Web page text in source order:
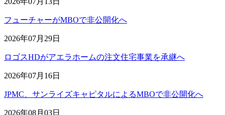
フューチャーがMBOで非公開化へ
2026年07月29日
ロゴスHDがアエラホームの注文住宅事業を承継へ
2026年07月16日
JPMC、サンライズキャピタルによるMBOで非公開化へ
2026年08月03日